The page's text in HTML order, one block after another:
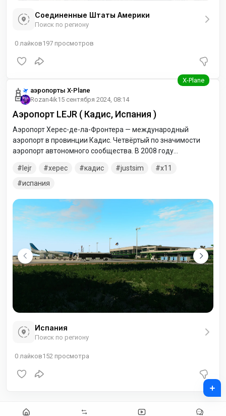
Соединенные Штаты Америки
Поиск по региону
0 лайков197 просмотров
аэропорты X-Plane
Rozan4ik15 сентября 2024, 08:14
Аэропорт LEJR ( Кадис, Испания )
Аэропорт Херес-де-ла-Фронтера — международный
аэропорт в провинции Кадис. Четвёртый по значимости
аэропорт автономного сообщества. В 2008 году
км на северо-восток от Херес-де-ла-Фронтера. Расстояние
до Севильи составляет 90 км, до Кадиса — 50
lejr херес кадис justsim
x11
испания
Испания
Поиск по региону
0 лайков152 просмотра
+